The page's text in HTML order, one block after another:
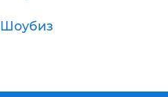
Шоубиз